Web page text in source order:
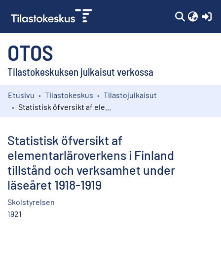
OTOS
Tilastokeskuksen julkaisut verkossa
Kokoelmat
Etusivu Tilastokeskus
Tilastojulkaisut
Statistisk öfversikt af
elementarläroverkens i Finland
tillstånd och verksamhet under
läseåret 1918-1919
Skolstyrelsen
1921